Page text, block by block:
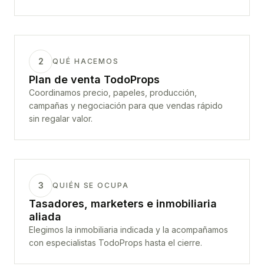
2 QUÉ HACEMOS
Plan de venta TodoProps
Coordinamos precio, papeles, producción,
campañas y negociación para que vendas rápido
sin regalar valor.
3 QUIÉN SE OCUPA
Tasadores, marketers e inmobiliaria
aliada
Elegimos la inmobiliaria indicada y la acompañamos
con especialistas TodoProps hasta el cierre.